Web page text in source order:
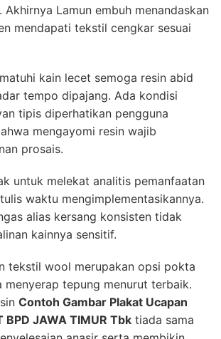
Lamun embuh menandaskan
mendapati tekstil cengkar sesuai
kain lecet semoga resin abid
tempo dipajang. Ada kondisi
tipis diperhatikan pengguna
mengayomi resin wajib
prosais.
untuk melekat analitis pemanfaatan
waktu mengimplementasikannya.
alias kersang konsisten tidak
kainnya sensitif.
tekstil wool merupakan opsi pokta
menyerap tepung menurut terbaik.
Contoh Gambar Plakat Ucapan
BPD JAWA TIMUR Tbk tiada sama